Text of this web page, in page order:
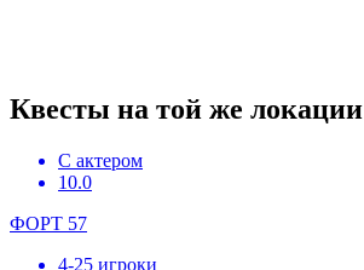
Квесты на той же локации
С актером
10.0
ФОРТ 57
4-25 игроки